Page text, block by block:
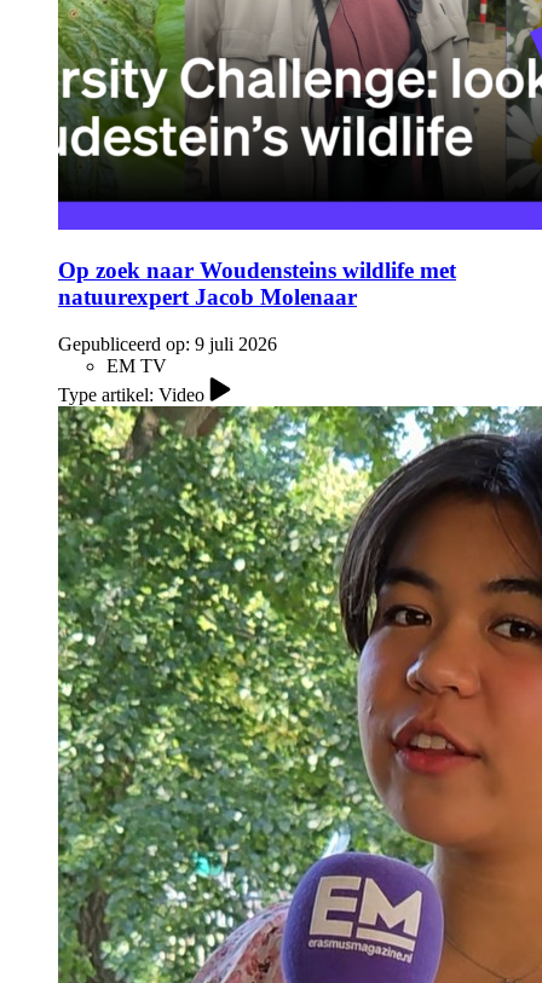
Op zoek naar Woudensteins wildlife met
natuurexpert Jacob Molenaar
Gepubliceerd op: 9 juli 2026
EM TV
Type artikel: Video